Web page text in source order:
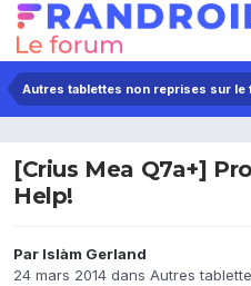
Autres tablettes non reprises sur le
[Crius Mea Q7a+]
Help!
Par Islàm Gerland
24 mars 2014 dans Autres